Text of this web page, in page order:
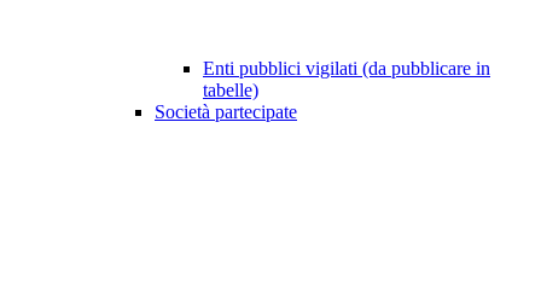
Enti pubblici vigilati (da pubblicare in
tabelle)
Società partecipate